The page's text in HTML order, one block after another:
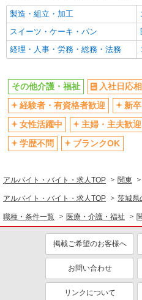
高収入・高額
昇給あり
フルタイム歓迎
駅直結・駅チカ
残業少なめ（月20h未満）
社会保険あり
退職金・財形貯蓄制度あり
資格取得支援制度あり
同じ職種から求人を探す
医療・介
同じ特徴から求人を探す
未経験歓迎
ボーナス・賞与あり
製造・組立・加工
スイーツ・ケーキ・パン
経理・人事・労務・総務・法務
その他介護・福祉 入社日応
経験者・有資格者歓迎
新
女性活躍中
主婦・主夫歓迎
学歴不問
ブランクOK
アルバイト・バイト・求人TOP 関東
アルバイト・バイト・求人TOP 茨城県
職種・条件一覧 医療・介護・福祉
掲載ご希望のお客様へ
お問い合わせ
リンクについて